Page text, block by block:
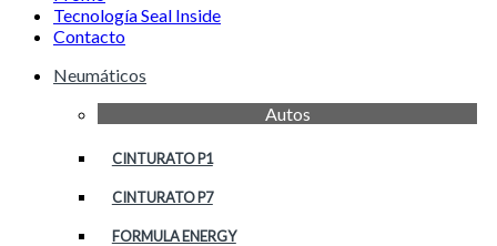
Tecnología Seal Inside
Contacto
Neumáticos
Autos
CINTURATO P1
CINTURATO P7
FORMULA ENERGY